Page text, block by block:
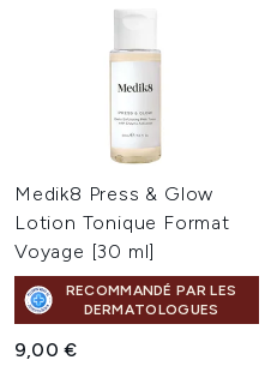
Medik8 Press & Glow
Lotion Tonique Format
Voyage [30 ml]
RECOMMANDÉ PAR LES
DERMATOLOGUES
9,00 €